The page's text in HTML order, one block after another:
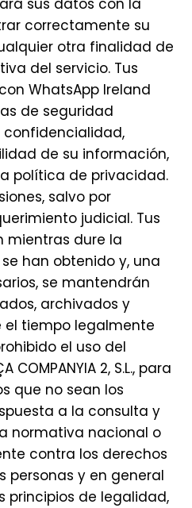
sus datos con la
correctamente su
otra finalidad de
del servicio. Tus
WhatsApp Ireland
de seguridad
de su información,
política de privacidad.
salvo por
judicial. Tus
mientras dure la
han obtenido y, una
se mantendrán
archivados y
tiempo legalmente
el uso del
COMPANYIA 2, S.L., para
que no sean los
a la consulta y
normativa nacional o
contra los derechos
personas y en general
principios de legalidad,